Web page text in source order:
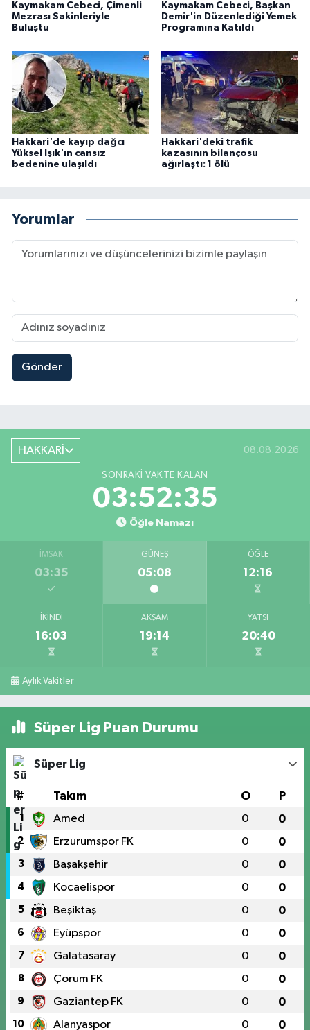
Kaymakam Cebeci, Çimenli
Mezrası Sakinleriyle
Buluştu
Kaymakam Cebeci, Başkan
Demir'in Düzenlediği Yemek
Programına Katıldı
Hakkari'de kayıp dağcı
Yüksel Işık'ın cansız
bedenine ulaşıldı
Hakkari'deki trafik
kazasının bilançosu
ağırlaştı: 1 ölü
Yorumlar
Gönder
HAKKARİ 08.08.2026
SONRAKI VAKTE KALAN
03:52:34
Öğle Namazı
İMSAK
03:35
GÜNEŞ
05:08
ÖĞLE
12:16
İKINDI
16:03
AKŞAM
19:14
YATSI
20:40
Aylık Vakitler
Süper Lig Puan Durumu
Süper Lig
# Takım O P
1 Amed 0 0
2 Erzurumspor FK 0 0
3 Başakşehir 0 0
4 Kocaelispor 0 0
5 Beşiktaş 0 0
6 Eyüpspor 0 0
7 Galatasaray 0 0
8 Çorum FK 0 0
9 Gaziantep FK 0 0
10 Alanyaspor 0 0